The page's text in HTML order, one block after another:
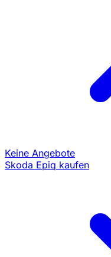
Keine Angebote
Skoda Epiq kaufen